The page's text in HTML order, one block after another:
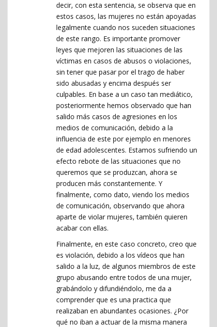
decir, con esta sentencia, se observa que en
estos casos, las mujeres no están apoyadas
legalmente cuando nos suceden situaciones
de este rango. Es importante promover
leyes que mejoren las situaciones de las
víctimas en casos de abusos o violaciones,
sin tener que pasar por el trago de haber
sido abusadas y encima después ser
culpables. En base a un caso tan mediático,
posteriormente hemos observado que han
salido más casos de agresiones en los
medios de comunicación, debido a la
influencia de este por ejemplo en menores
de edad adolescentes. Estamos sufriendo un
efecto rebote de las situaciones que no
queremos que se produzcan, ahora se
producen más constantemente. Y
finalmente, como dato, viendo los medios
de comunicación, observando que ahora
aparte de violar mujeres, también quieren
acabar con ellas.
Finalmente, en este caso concreto, creo que
es violación, debido a los vídeos que han
salido a la luz, de algunos miembros de este
grupo abusando entre todos de una mujer,
grabándolo y difundiéndolo, me da a
comprender que es una practica que
realizaban en abundantes ocasiones. ¿Por
qué no iban a actuar de la misma manera